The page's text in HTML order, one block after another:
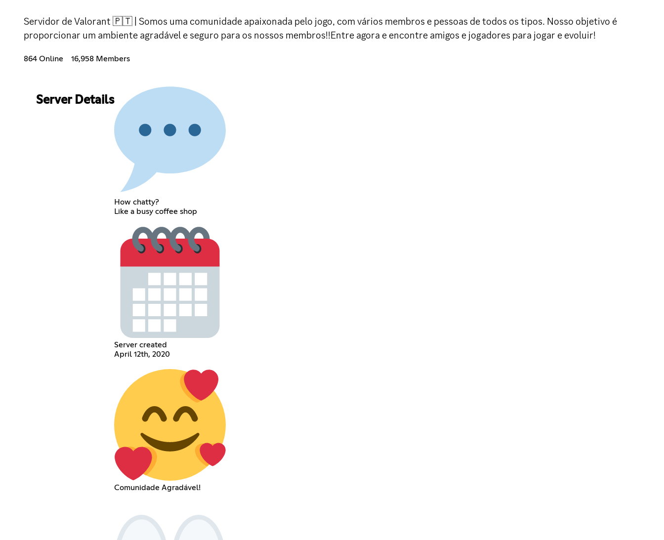
Servidor de Valorant 🇵🇹 | Somos uma comunidade apaixonada pelo jogo, com vários membros e pessoas de todos os tipos. Nosso objetivo é
proporcionar um ambiente agradável e seguro para os nossos membros!!Entre agora e encontre amigos e jogadores para jogar e evoluir!
864 Online 16,958 Members
Server Details
How chatty?
Like a busy coffee shop
Server created
April 12th, 2020
Comunidade Agradável!